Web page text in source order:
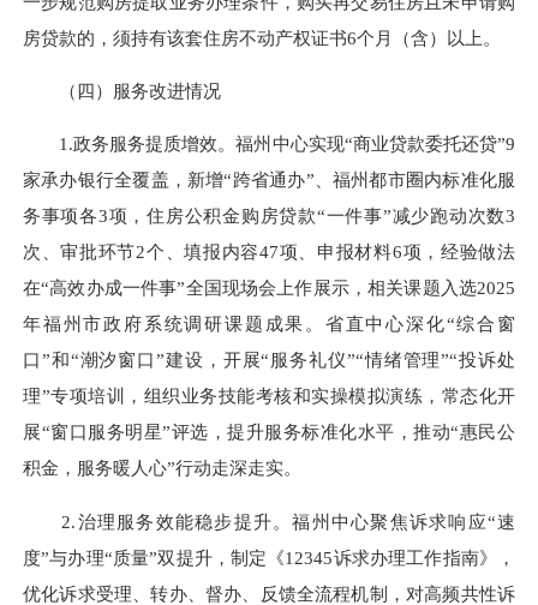
房贷款的，须持有该套住房不动产权证书6个月（含）以上。
（四）服务改进情况
1.政务服务提质增效。福州中心实现“商业贷款委托还贷”9
家承办银行全覆盖，新增“跨省通办”、福州都市圈内标准化服
务事项各3项，住房公积金购房贷款“一件事”减少跑动次数3
次、审批环节2个、填报内容47项、申报材料6项， 经验做法
在“高效办成一件事”全国现场会上作展示，相关课题 入选2025
年福州市政府系统调研课题成果 。 省直中心深化“综合窗
口”和“潮汐窗口”建设， 开展“服务礼仪”“情绪管理”“投诉处
理”专项培训 ，组织业务技能考核和实操模拟演练，常态化开
展“窗口服务明星”评选，提升服务标准化水平，推动“惠民公
积金，服务暖人心”行动走深走实。
2.治理服务效能稳步提升。福州中心聚焦诉求响应“速
度”与办理“质量”双提升，制定《12345诉求办理工作指南》，
优化诉求受理、转办、督办、反馈全流程机制，对高频共性诉